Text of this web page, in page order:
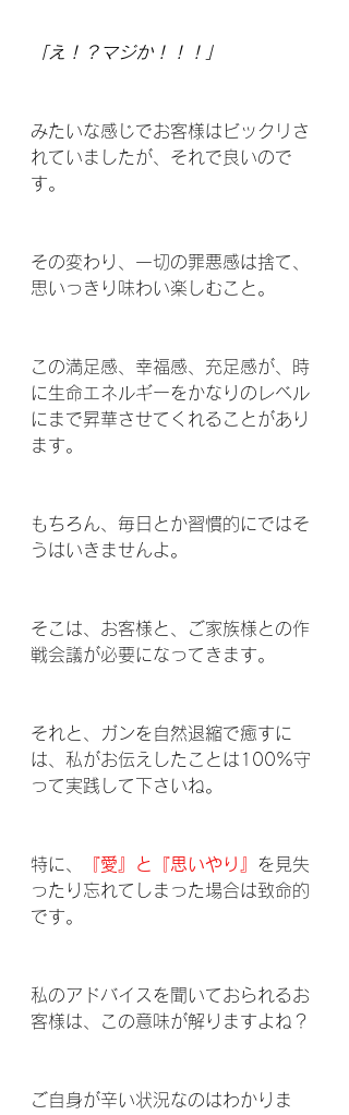
「え！？マジか！！！」
みたいな感じでお客様はビックリさ
れていましたが、それで良いので
す。
その変わり、一切の罪悪感は捨て、
思いっきり味わい楽しむこと。
この満足感、幸福感、充足感が、時
に生命エネルギーをかなりのレベル
にまで昇華させてくれることがあり
ます。
もちろん、毎日とか習慣的にではそ
うはいきませんよ。
そこは、お客様と、ご家族様との作
戦会議が必要になってきます。
それと、ガンを自然退縮で癒すに
は、私がお伝えしたことは100%守
って実践して下さいね。
特に、 『愛』と『思いやり』 を見失
ったり忘れてしまった場合は致命的
です。
私のアドバイスを聞いておられるお
客様は、この意味が解りますよね？
ご自身が辛い状況なのはわかりま